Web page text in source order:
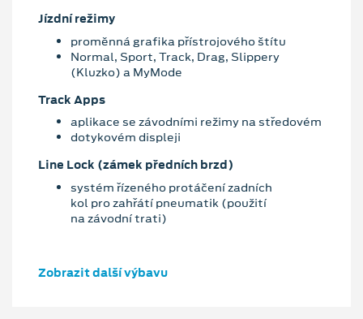
Jízdní režimy
proměnná grafika přístrojového štítu
Normal, Sport, Track, Drag, Slippery
(Kluzko) a MyMode
Track Apps
aplikace se závodními režimy na středovém
dotykovém displeji
Line Lock (zámek předních brzd)
systém řízeného protáčení zadních
kol pro zahřátí pneumatik (použití
na závodní trati)
Zobrazit další výbavu